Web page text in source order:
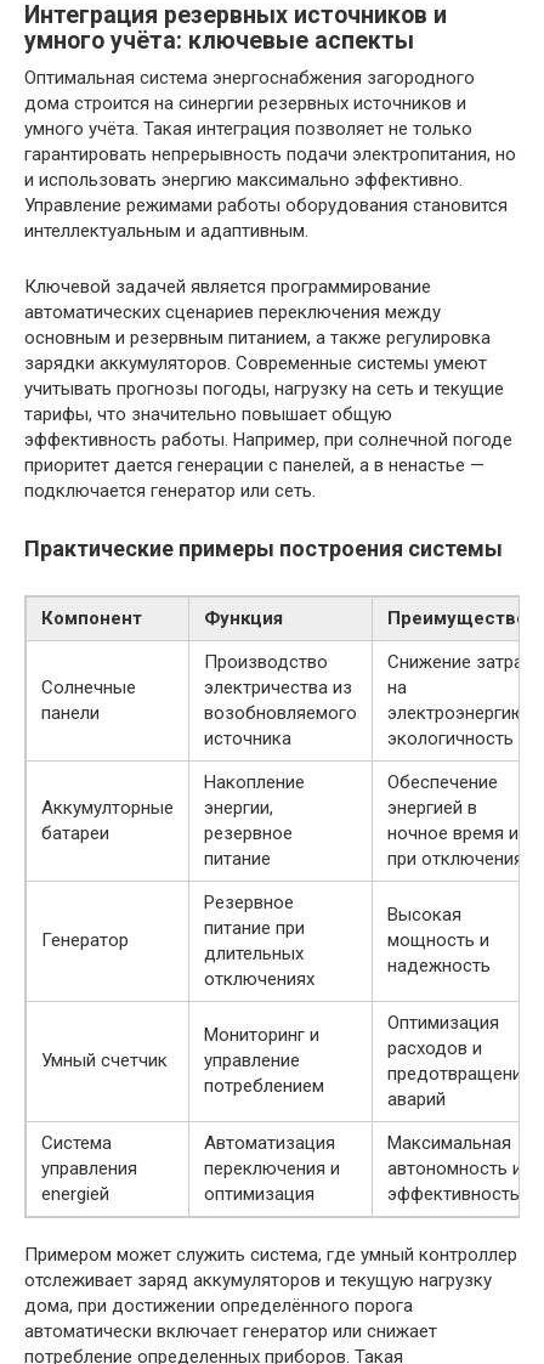
Интеграция резервных источников и
умного учёта: ключевые аспекты
Оптимальная система энергоснабжения загородного
дома строится на синергии резервных источников и
умного учёта. Такая интеграция позволяет не только
гарантировать непрерывность подачи электропитания, но
и использовать энергию максимально эффективно.
Управление режимами работы оборудования становится
интеллектуальным и адаптивным.
Ключевой задачей является программирование
автоматических сценариев переключения между
основным и резервным питанием, а также регулировка
зарядки аккумуляторов. Современные системы умеют
учитывать прогнозы погоды, нагрузку на сеть и текущие
тарифы, что значительно повышает общую
эффективность работы. Например, при солнечной погоде
приоритет дается генерации с панелей, а в ненастье —
подключается генератор или сеть.
Практические примеры построения системы
Компонент Функция Преимущество
Солнечные
панели
Производство
электричества из
возобновляемого
источника
Снижение затрат
на
электроэнергию,
экологичность
Аккумулторные
батареи
Накопление
энергии,
резервное
питание
Обеспечение
энергией в
ночное время и
при отключениях
Генератор
Резервное
питание при
длительных
отключениях
Высокая
мощность и
надежность
Умный счетчик
Мониторинг и
управление
потреблением
Оптимизация
расходов и
предотвращение
аварий
Система
управления
energiей
Автоматизация
переключения и
оптимизация
Максимальная
автономность и
эффективность
Примером может служить система, где умный контроллер
отслеживает заряд аккумуляторов и текущую нагрузку
дома, при достижении определённого порога
автоматически включает генератор или снижает
потребление определенных приборов. Такая